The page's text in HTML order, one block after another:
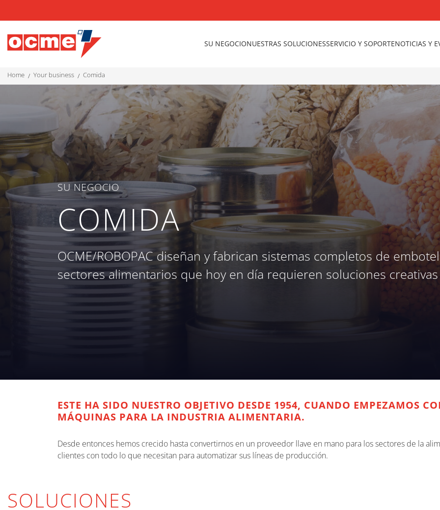
SU NEGOCIONUESTRAS SOLUCIONESSERVICIO Y SOPORTENOTICIAS Y
home your business comida
SU NEGOCIO
COMIDA
OCME/ROBOPAC diseñan y fabrican sistemas completos de
sectores alimentarios que hoy en día requieren soluciones
ESTE HA SIDO NUESTRO OBJETIVO DESDE 1954, CUANDO EMPEZAMOS
MÁQUINAS PARA LA INDUSTRIA ALIMENTARIA.
Desde entonces hemos crecido hasta convertirnos en un proveedor llave en mano para los sectores de la
clientes con todo lo que necesitan para automatizar sus líneas de producción.
SOLUCIONES